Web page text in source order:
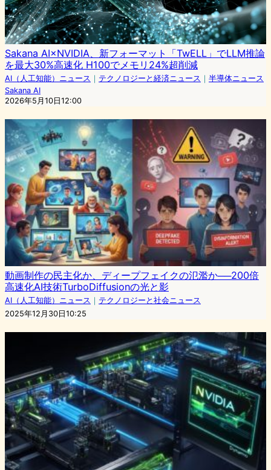
Sakana AI×NVIDIA、新フォーマット「TwELL」でLLM推論
を最大30%高速化 H100でメモリ24%超削減
AI（人工知能）ニュース ｜ テクノロジーと経済ニュース ｜ 半導体ニュース
Sakana AI
2026年5月10日12:00
動画制作の民主化か、ディープフェイクの氾濫か──200倍
高速化AI技術TurboDiffusionの光と影
AI（人工知能）ニュース ｜ テクノロジーと社会ニュース
2025年12月30日10:25